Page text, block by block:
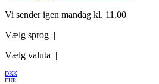
Vi sender igen mandag kl. 11.00
Vælg sprog |
Vælg valuta |
DKK
EUR